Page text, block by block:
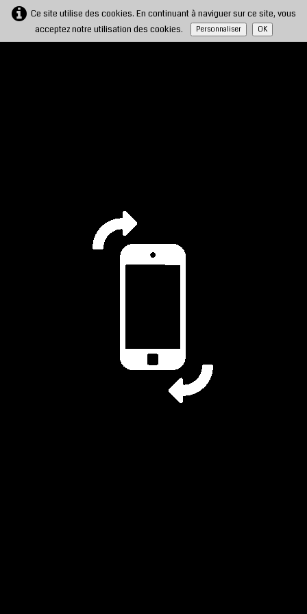
Ce site utilise des cookies. En continuant à naviguer sur ce site, vous
acceptez notre utilisation des cookies.
Personnaliser OK